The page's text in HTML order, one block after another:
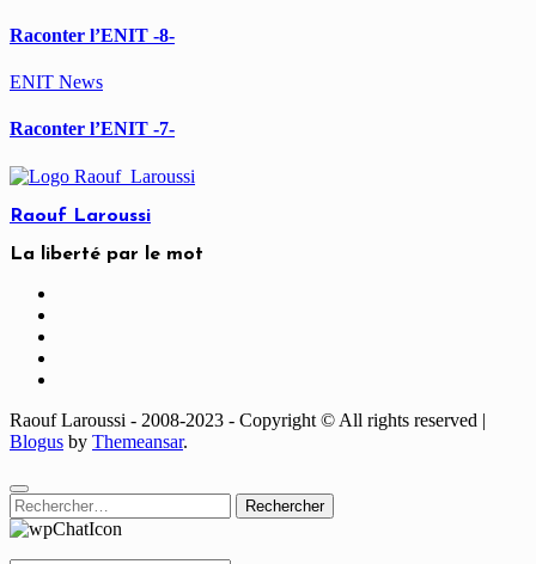
Raconter l’ENIT -8-
ENIT News
Raconter l’ENIT -7-
Raouf Laroussi
La liberté par le mot
Raouf Laroussi - 2008-2023 - Copyright © All rights reserved |
Blogus by Themeansar.
Rechercher :